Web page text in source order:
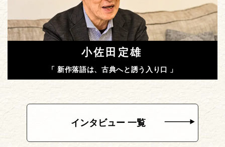
小佐田定雄
「 新作落語は、古典へと誘う入り口 」
インタビュー 一覧